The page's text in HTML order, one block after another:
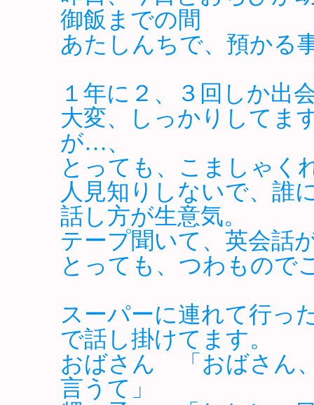
御飯までの間
あたしんちで、預かる
１年に２、３回しか出
大変、しっかりしてま
が…、
とっても、こましゃく
人見知りしないで、誰
話し方が生意気。
テープ聞いて、英会話
とっても、つわもので
スーパーに連れて行っ
で話し掛けてます。
おばさん 「おばさん
言うて」